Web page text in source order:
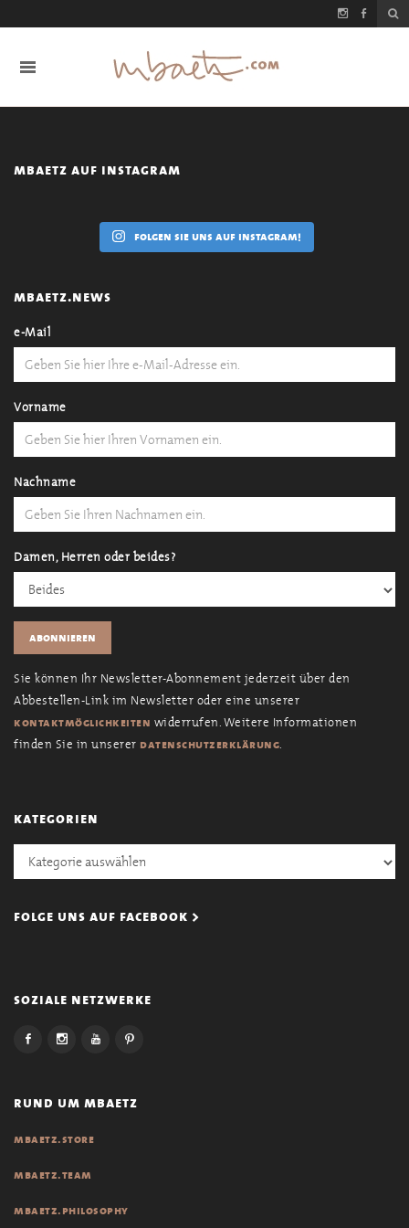
mbaetz auf instagram
folgen sie uns auf instagram!
mbaetz.news
e-Mail
Vorname
Nachname
Damen, Herren oder beides?
Sie können Ihr Newsletter-Abonnement jederzeit über den
Abbestellen-Link im Newsletter oder eine unserer
kontaktmöglichkeiten widerrufen. Weitere Informationen
finden Sie in unserer datenschutzerklärung.
kategorien
Kategorien
folge uns auf facebook >
soziale netzwerke
rund um mbaetz
mbaetz.store
mbaetz.team
mbaetz.philosophy